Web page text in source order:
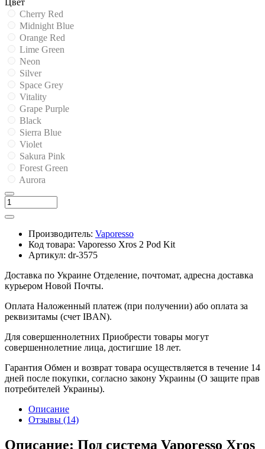
Цвет
Cherry Red
Midnight Blue
Orange Red
Lime Green
Neon
Silver
Space Grey
Vitality
Grape Purple
Black
Sierra Blue
Violet
Sakura Pink
Forest Green
Aurora
Производитель: Vaporesso
Код товара: Vaporesso Xros 2 Pod Kit
Артикул: dr-3575
Доставка по Украине Отделение, почтомат, адресна доставка
курьером Новой Почты.
Оплата Наложенный платеж (при получении) або оплата за
реквизитамы (счет IBAN).
Для совершеннолетних Приобрести товары могут
совершеннолетние лица, достигшие 18 лет.
Гарантия Обмен и возврат товара осуществляется в течение 14
дней после покупки, согласно закону Украины (О защите прав
потребителей Украины).
Описание
Отзывы (14)
Описание: Под система Vaporesso Xros